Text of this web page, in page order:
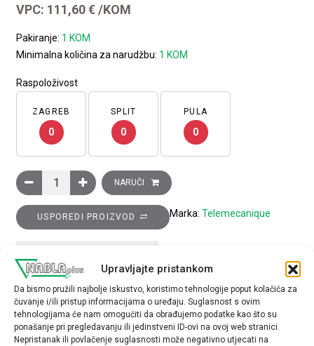
Upravljajte pristankom
Da bismo pružili najbolje iskustvo, koristimo tehnologije poput kolačića za
čuvanje i/ili pristup informacijama o uređaju. Suglasnost s ovim
tehnologijama će nam omogućiti da obrađujemo podatke kao što su
ponašanje pri pregledavanju ili jedinstveni ID-ovi na ovoj web stranici.
Nepristanak ili povlačenje suglasnosti može negativno utjecati na
VPC: 111,60€ /KOM
Pakiranje: 1 KOM
Minimalna količina za narudžbu: 1 KOM
Raspoloživost
ZAGREB
0
SPLIT
0
PULA
0
Induktivni senzor XS6 M30–D 62 mm–mjed, 1M kontakt, Sn
NARUČI
USPOREDI PROIZVOD Marka: Telemecanique
TEHNIČKE SPECIFIKACIJE